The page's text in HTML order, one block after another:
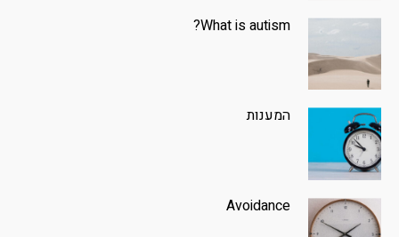
What is autism?
המענות
Avoidance